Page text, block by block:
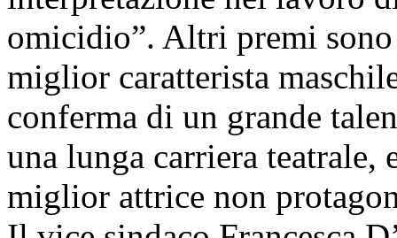
omicidio”. Altri premi
miglior caratterista
conferma di un grande
una lunga carriera teatrale,
miglior attrice non